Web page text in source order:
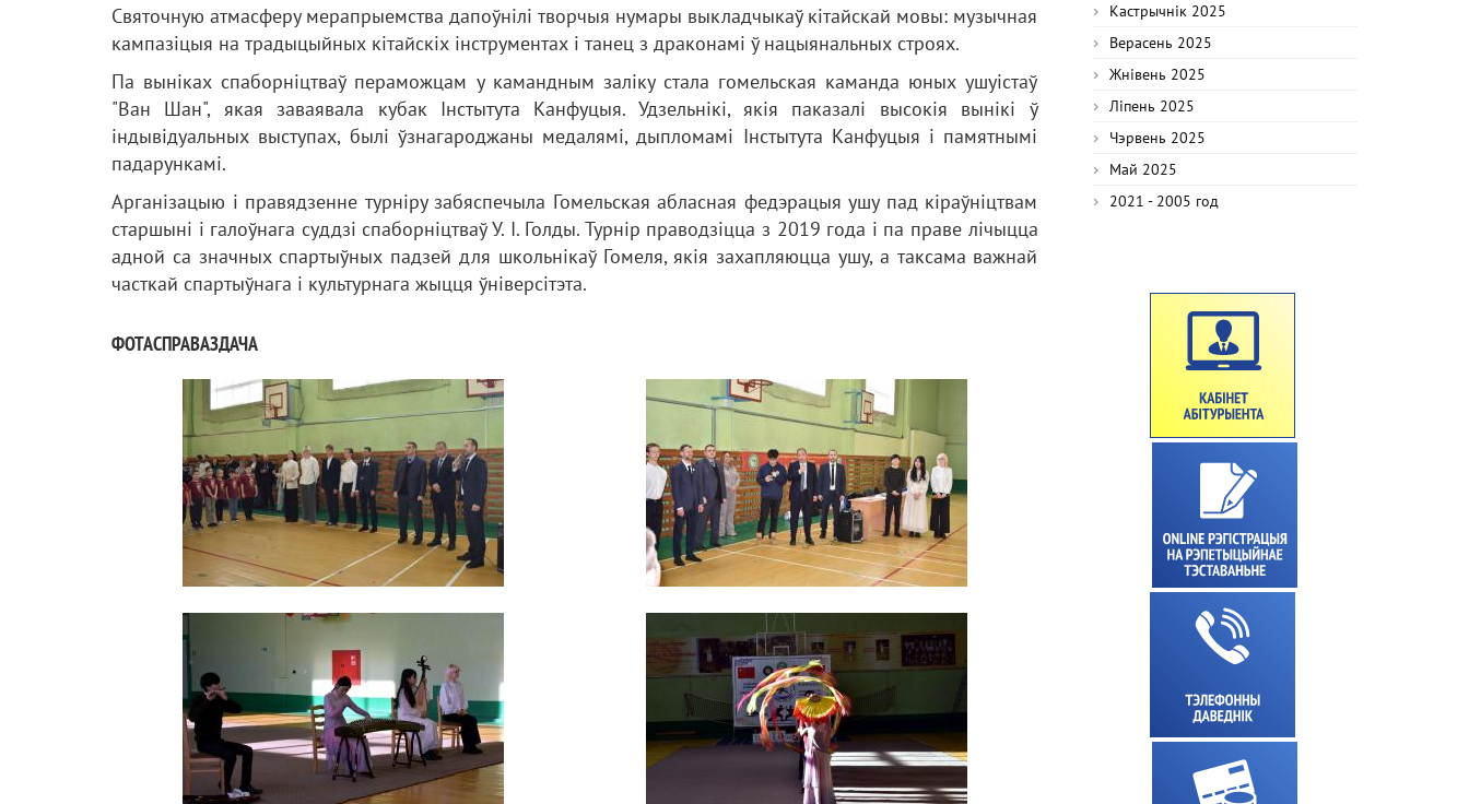
Святочную атмасферу мерапрыемства дапоўнілі творчыя нумары выкладчыкаў кітайскай мовы: музычная
кампазіцыя на традыцыйных кітайскіх інструментах і танец з драконамі ў нацыянальных строях.
Па выніках спаборніцтваў пераможцам у камандным заліку стала гомельская каманда юных ушуістаў
"Ван Шан", якая заваявала кубак Інстытута Канфуцыя. Удзельнікі, якія паказалі высокія вынікі ў
індывідуальных выступах, былі ўзнагароджаны медалямі, дыпломамі Інстытута Канфуцыя і памятнымі
падарункамі.
Арганізацыю і правядзенне турніру забяспечыла Гомельская абласная федэрацыя ушу пад кіраўніцтвам
старшыні і галоўнага суддзі спаборніцтваў У. І. Голды. Турнір праводзіцца з 2019 года і па праве лічыцца
адной са значных спартыўных падзей для школьнікаў Гомеля, якія захапляюцца ушу, а таксама важнай
часткай спартыўнага і культурнага жыцця ўніверсітэта.
ФОТАСПРАВАЗДАЧА
Кастрычнік 2025
Верасень 2025
Жнівень 2025
Ліпень 2025
Чэрвень 2025
Май 2025
2021 - 2005 год